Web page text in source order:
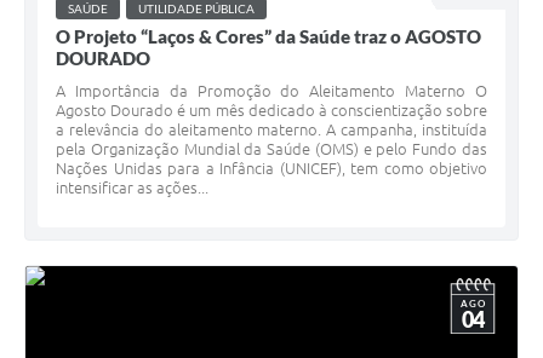
SAÚDE UTILIDADE PÚBLICA
O Projeto “Laços & Cores” da Saúde traz o AGOSTO
DOURADO
A Importância da Promoção do Aleitamento Materno O
Agosto Dourado é um mês dedicado à conscientização sobre
a relevância do aleitamento materno. A campanha, instituída
pela Organização Mundial da Saúde (OMS) e pelo Fundo das
Nações Unidas para a Infância (UNICEF), tem como objetivo
intensificar as ações...
AGO
04